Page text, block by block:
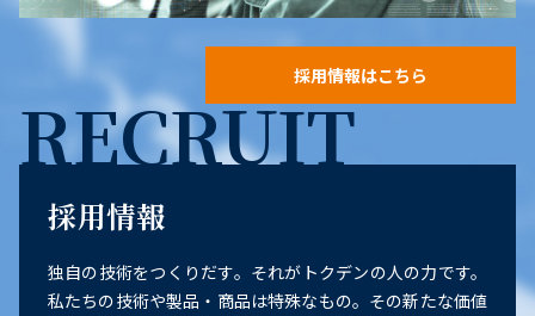
採用情報はこちら
RECRUIT
採用情報
独自の技術をつくりだす。それがトクデンの人の力です。
私たちの技術や製品・商品は特殊なもの。その新たな価値